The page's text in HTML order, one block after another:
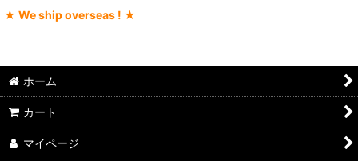
★ We ship overseas ! ★
ホーム
カート
マイページ